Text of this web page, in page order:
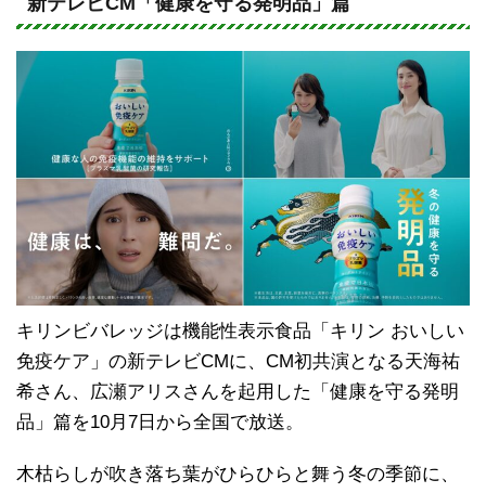
e
c
e
b
o
o
k
キリンビバレッジは機能性表示食品「キリン おいしい
免疫ケア」の新テレビCMに、CM初共演となる天海祐
希さん、広瀬アリスさんを起用した「健康を守る発明
品」篇を10月7日から全国で放送。
木枯らしが吹き落ち葉がひらひらと舞う冬の季節に、